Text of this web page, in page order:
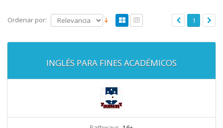
Ordenar por: 1
INGLÉS PARA FINES ACADÉMICOS